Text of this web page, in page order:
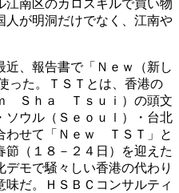
南区のカロスキルで買い物
人が明洞だけでなく、江南や
近、報告書で「Ｎｅｗ（新し
った。ＴＳＴとは、香港の
Ｓｈａ Ｔｓｕｉ）の頭文
ソウル（Ｓｅｏｕｌ）・台北
わせて「Ｎｅｗ ＴＳＴ」と
節（１８－２４日）を迎えた
モで騒々しい香港の代わり
だ。ＨＳＢＣコンサルティ